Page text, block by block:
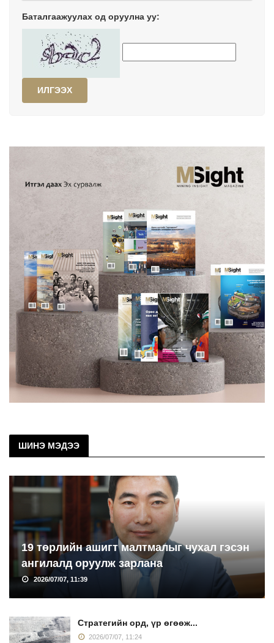
Баталгаажуулах од оруулна уу:
ИЛГЭЭХ
ШИНЭ МЭДЭЭ
19 төрлийн ашигт малтмалыг чухал гэсэн
ангилалд оруулж зарлана
2026/07/07, 11:39
Стратегийн орд, үр өгөөж...
2026/07/07, 11:24